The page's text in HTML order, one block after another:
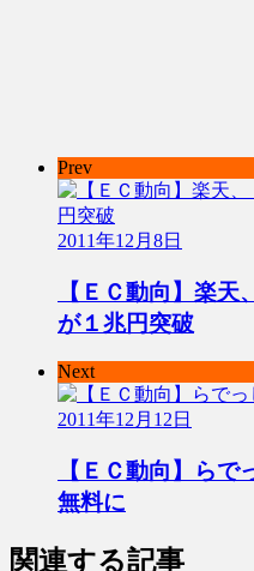
Prev
2011年12月8日
【ＥＣ動向】楽
が１兆円突破
Next
2011年12月12日
【ＥＣ動向】ら
無料に
関連する記事